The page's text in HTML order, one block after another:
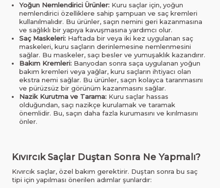
Yoğun Nemlendirici Ürünler: Kuru saçlar için, yoğun
nemlendirici özelliklere sahip şampuan ve saç kremleri
kullanılmalıdır. Bu ürünler, saçın nemini geri kazanmasına
ve sağlıklı bir yapıya kavuşmasına yardımcı olur.
Saç Maskeleri: Haftada bir veya iki kez uygulanan saç
maskeleri, kuru saçların derinlemesine nemlenmesini
sağlar. Bu maskeler, saçı besler ve yumuşaklık kazandırır.
Bakım Kremleri: Banyodan sonra saça uygulanan yoğun
bakım kremleri veya yağlar, kuru saçların ihtiyacı olan
ekstra nemi sağlar. Bu ürünler, saçın kolayca taranmasını
ve pürüzsüz bir görünüm kazanmasını sağlar.
Nazik Kurutma ve Tarama: Kuru saçlar hassas
olduğundan, saçı nazikçe kurulamak ve taramak
önemlidir. Bu, saçın daha fazla kurumasını ve kırılmasını
önler.
Kıvırcık Saçlar Duştan Sonra Ne Yapmalı?
Kıvırcık saçlar, özel bakım gerektirir. Duştan sonra bu saç
tipi için yapılması önerilen adımlar şunlardır: